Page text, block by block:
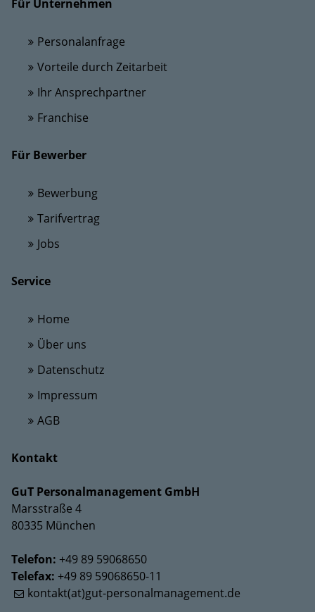
Für Unternehmen
Personalanfrage
Vorteile durch Zeitarbeit
Ihr Ansprechpartner
Franchise
Für Bewerber
Bewerbung
Tarifvertrag
Jobs
Service
Home
Über uns
Datenschutz
Impressum
AGB
Kontakt
GuT Personalmanagement GmbH
Marsstraße 4
80335 München
Telefon: +49 89 59068650
Telefax: +49 89 59068650-11
kontakt(at)gut-personalmanagement.de